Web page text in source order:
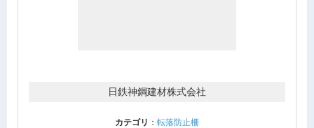
日鉄神鋼建材株式会社
カテゴリ ： 転落防止柵